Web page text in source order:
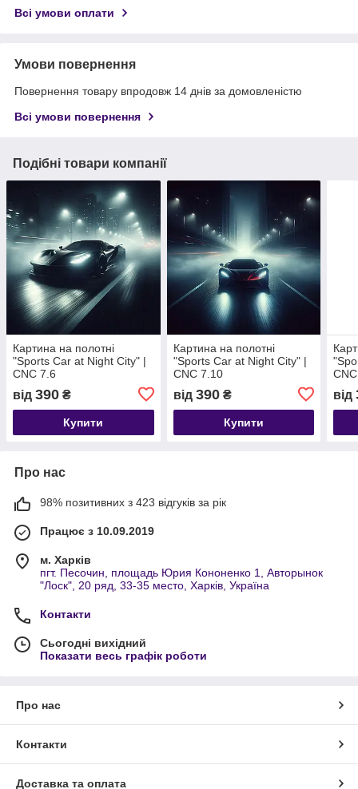
Всі умови оплати
Умови повернення
Повернення товару впродовж 14 днів за домовленістю
Всі умови повернення
Подібні товари компанії
Картина на полотні
"Sports Car at Night City" |
CNC 7.6
від 390 ₴
Купити
Картина на полотні
"Sports Car at Night City" |
CNC 7.10
від 390₴
Купити
від
Про нас
98% позитивних з 423 відгуків за рік
Працює з 10.09.2019
м. Харків
пгт. Песочин, площадь Юрия Кононенко 1, Авторынок
"Лоск", 20 ряд, 33-35 место, Харків, Україна
Контакти
Сьогодні вихідний
Показати весь графік роботи
Про нас
Контакти
Доставка та оплата